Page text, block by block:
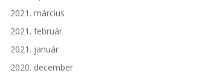
2021. március
2021. február
2021. január
2020. december